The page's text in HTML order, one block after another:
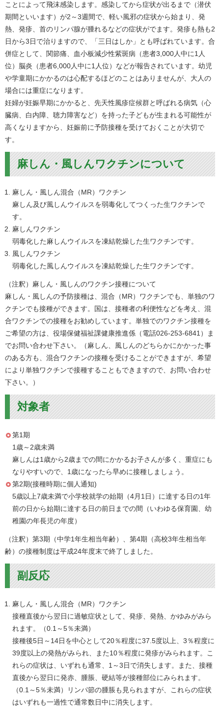
ことによって飛沫感染します。感染してから症状が出るまで（潜伏
期間といいます）が2～3週間で、軽い風邪の症状から始まり、発
熱、発疹、首のリンパ腺が腫れるなどの症状がでます。発疹も熱も2
日から3日で治りますので、「三日はしか」とも呼ばれています。合
併症として、関節痛、血小板減少性紫斑病（患者3,000人中に1人
位）脳炎（患者6,000人中に1人位）などが報告されています。幼児
や学童期にかかるのは心配するほどのことはありませんが、大人の
場合には重症になります。
妊婦が妊娠早期にかかると、先天性風疹症候群と呼ばれる病気（心
臓病、白内障、聴力障害など）を持った子どもが生まれる可能性が
高くなりますから、妊娠前に予防接種を受けておくことが大切で
す。
麻しん・風しんワクチンについて
麻しん・風しん混合（MR）ワクチン
麻しん及び風しんウイルスを弱毒化してつくった生ワクチンで
す。
麻しんワクチン
弱毒化した麻しんウイルスを凍結乾燥した生ワクチンです。
風しんワクチン
弱毒化した風しんウイルスを凍結乾燥した生ワクチンです。
（注釈）麻しん・風しんのワクチン接種について
麻しん・風しんの予防接種は、混合（MR）ワクチンでも、単独のワ
クチンでも接種ができます。国は、接種者の利便性などを考え、混
合ワクチンでの接種をお勧めしています。単独でのワクチン接種を
ご希望の方は、役場保健福祉課健康推進係（電話026-253-6841）ま
でお問い合わせ下さい。（麻しん、風しんのどちらかにかかった事
のある方も、混合ワクチンの接種を受けることができますが、希望
により単独ワクチンで接種することもできますので、お問い合わせ
下さい。）
対象者
第1期
1歳～2歳未満
麻しんは1歳から2歳までの間にかかるお子さんが多く、重症にも
なりやすいので、1歳になったら早めに接種しましょう。
第2期(接種時期に個人通知)
5歳以上7歳未満で小学校就学の始期（4月1日）に達する日の1年
前の日から始期に達する日の前日までの間（いわゆる保育園、幼
稚園の年長児の年度）
（注釈）第3期（中学1年生相当年齢）、第4期（高校3年生相当年
齢）の接種制度は平成24年度末で終了しました。
副反応
麻しん・風しん混合（MR）ワクチン
接種直後から翌日に過敏症状として、発疹、発熱、かゆみがみら
れます。（0.1～5％未満）
接種後5日～14日を中心として20％程度に37.5度以上、3％程度に
39度以上の発熱がみられ、また10％程度に発疹がみられます。こ
れらの症状は、いずれも通常、1～3日で消失します。また、接種
直後から翌日に発赤、腫脹、硬結等が接種部位にみられます。
（0.1～5％未満）リンパ節の腫脹も見られますが、これらの症状
はいずれも一過性で通常数日中に消失します。